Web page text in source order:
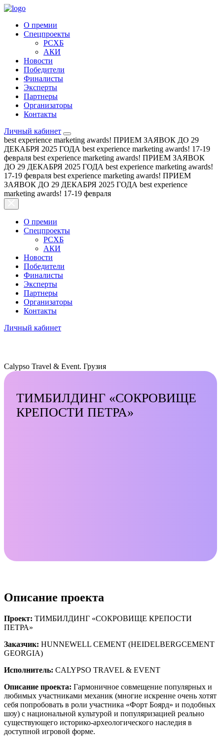
О премии
Спецпроекты
РСХБ
АКИ
Новости
Победители
Финалисты
Эксперты
Партнеры
Организаторы
Контакты
Личный кабинет
best experience marketing awards! ПРИЕМ ЗАЯВОК ДО 29
ДЕКАБРЯ 2025 ГОДА best experience marketing awards! 17-19
февраля best experience marketing awards! ПРИЕМ ЗАЯВОК
ДО 29 ДЕКАБРЯ 2025 ГОДА best experience marketing awards!
17-19 февраля best experience marketing awards! ПРИЕМ
ЗАЯВОК ДО 29 ДЕКАБРЯ 2025 ГОДА best experience
marketing awards! 17-19 февраля
О премии
Спецпроекты
РСХБ
АКИ
Новости
Победители
Финалисты
Эксперты
Партнеры
Организаторы
Контакты
Личный кабинет
Calypso Travel & Event. Грузия
ТИМБИЛДИНГ «СОКРОВИЩЕ
КРЕПОСТИ ПЕТРА»
Описание проекта
Проект: ТИМБИЛДИНГ «СОКРОВИЩЕ КРЕПОСТИ
ПЕТРА»
Заказчик: HUNNEWELL CEMENT (HEIDELBERGCEMENT
GEORGIA)
Исполнитель: CALYPSO TRAVEL & EVENT
Описание проекта: Гармоничное совмещение популярных и
любимых участниками механик (многие искренне очень хотят
себя попробовать в роли участника «Форт Боярд» и подобных
шоу) с национальной культурой и популяризацией реально
существующего историко-археологического наследия в
доступной игровой форме.